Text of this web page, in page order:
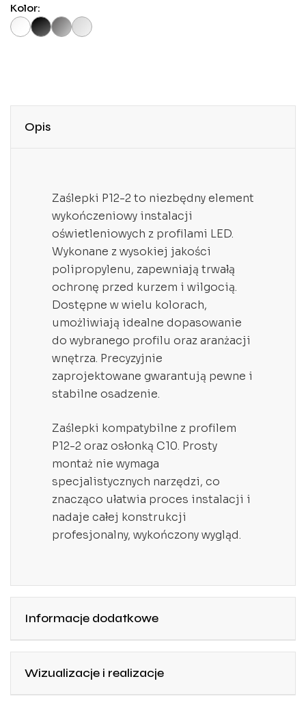
Kolor:
Opis
Zaślepki P12-2 to niezbędny element
wykończeniowy instalacji
oświetleniowych z profilami LED.
Wykonane z wysokiej jakości
polipropylenu, zapewniają trwałą
ochronę przed kurzem i wilgocią.
Dostępne w wielu kolorach,
umożliwiają idealne dopasowanie
do wybranego profilu oraz aranżacji
wnętrza. Precyzyjnie
zaprojektowane gwarantują pewne i
stabilne osadzenie.
Zaślepki kompatybilne z profilem
P12-2 oraz osłonką C10. Prosty
montaż nie wymaga
specjalistycznych narzędzi, co
znacząco ułatwia proces instalacji i
nadaje całej konstrukcji
profesjonalny, wykończony wygląd.
Informacje dodatkowe
Wizualizacje i realizacje